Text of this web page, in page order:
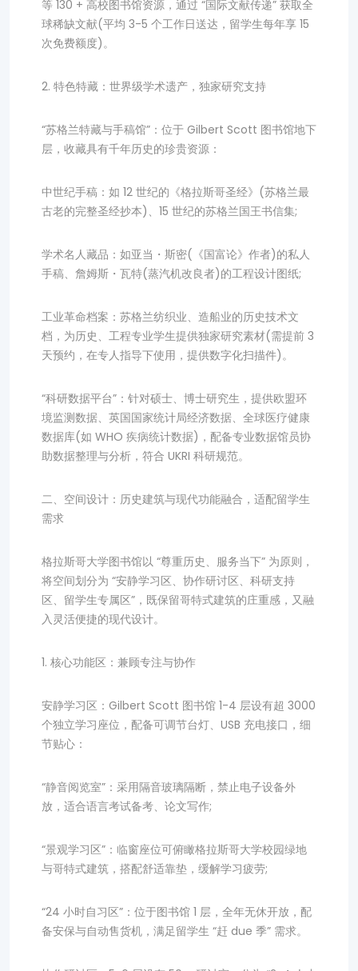
等 130 + 高校图书馆资源，通过 “国际文献传递” 获取全
球稀缺文献(平均 3-5 个工作日送达，留学生每年享 15
次免费额度)。
2. 特色特藏：世界级学术遗产，独家研究支持
“苏格兰特藏与手稿馆”：位于 Gilbert Scott 图书馆地下
层，收藏具有千年历史的珍贵资源：
中世纪手稿：如 12 世纪的《格拉斯哥圣经》(苏格兰最
古老的完整圣经抄本)、15 世纪的苏格兰国王书信集;
学术名人藏品：如亚当・斯密(《国富论》作者)的私人
手稿、詹姆斯・瓦特(蒸汽机改良者)的工程设计图纸;
工业革命档案：苏格兰纺织业、造船业的历史技术文
档，为历史、工程专业学生提供独家研究素材(需提前 3
天预约，在专人指导下使用，提供数字化扫描件)。
“科研数据平台”：针对硕士、博士研究生，提供欧盟环
境监测数据、英国国家统计局经济数据、全球医疗健康
数据库(如 WHO 疾病统计数据)，配备专业数据馆员协
助数据整理与分析，符合 UKRI 科研规范。
二、空间设计：历史建筑与现代功能融合，适配留学生
需求
格拉斯哥大学图书馆以 “尊重历史、服务当下” 为原则，
将空间划分为 “安静学习区、协作研讨区、科研支持
区、留学生专属区”，既保留哥特式建筑的庄重感，又融
入灵活便捷的现代设计。
1. 核心功能区：兼顾专注与协作
安静学习区：Gilbert Scott 图书馆 1-4 层设有超 3000
个独立学习座位，配备可调节台灯、USB 充电接口，细
节贴心：
“静音阅览室”：采用隔音玻璃隔断，禁止电子设备外
放，适合语言考试备考、论文写作;
“景观学习区”：临窗座位可俯瞰格拉斯哥大学校园绿地
与哥特式建筑，搭配舒适靠垫，缓解学习疲劳;
“24 小时自习区”：位于图书馆 1 层，全年无休开放，配
备安保与自动售货机，满足留学生 “赶 due 季” 需求。